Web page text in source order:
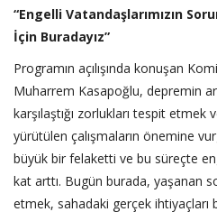
“Engelli Vatandaşlarımızın
İçin Buradayız”
Programın açılışında konuşan
Muharrem Kasapoğlu, depremin
karşılaştığı zorlukları tespit
yürütülen çalışmaların önemine
büyük bir felaketti ve bu süreçte
kat arttı. Bugün burada, yaşanan
etmek, sahadaki gerçek ihtiyaçları